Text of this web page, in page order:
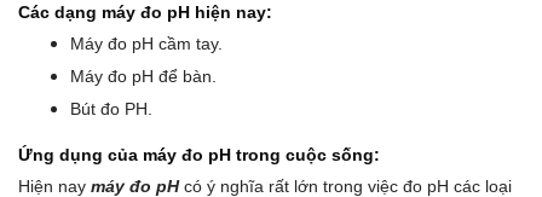
Các dạng máy đo pH hiện nay:
Máy đo pH cầm tay.
Máy đo pH để bàn.
Bút đo PH.
Ứng dụng của máy đo pH trong cuộc sống:
Hiện nay máy đo pHcó ý nghĩa rất lớn trong việc đo pH các loại